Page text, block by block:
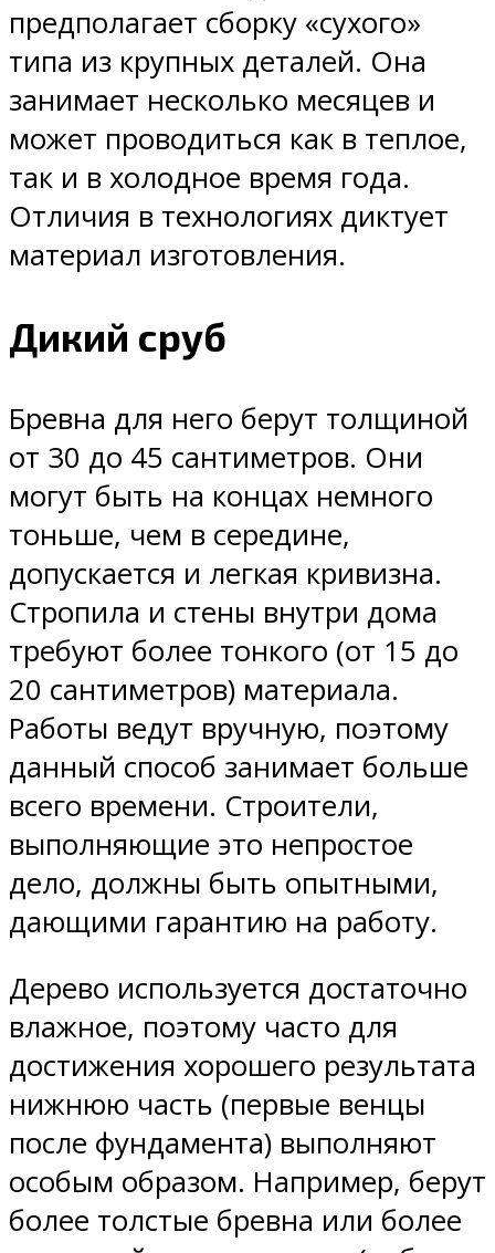
предполагает сборку «сухого»
типа из крупных деталей. Она
занимает несколько месяцев и
может проводиться как в теплое,
так и в холодное время года.
Отличия в технологиях диктует
материал изготовления.
Дикий сруб
Бревна для него берут толщиной
от 30 до 45 сантиметров. Они
могут быть на концах немного
тоньше, чем в середине,
допускается и легкая кривизна.
Стропила и стены внутри дома
требуют более тонкого (от 15 до
20 сантиметров) материала.
Работы ведут вручную, поэтому
данный способ занимает больше
всего времени. Строители,
выполняющие это непростое
дело, должны быть опытными,
дающими гарантию на работу.
Дерево используется достаточно
влажное, поэтому часто для
достижения хорошего результата
нижнюю часть (первые венцы
после фундамента) выполняют
особым образом. Например, берут
более толстые бревна или более